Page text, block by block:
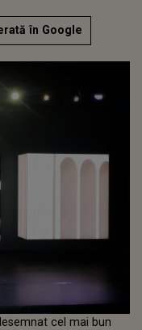
în Google
cel mai bun